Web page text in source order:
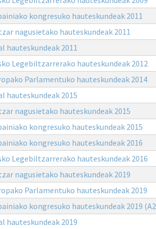
kongresuko hauteskundeak 2011
nagusietako hauteskundeak 2011
hauteskundeak 2011
Legebiltzarrerako hauteskundeak 2012
Parlamentuko hauteskundeak 2014
hauteskundeak 2015
nagusietako hauteskundeak 2015
kongresuko hauteskundeak 2015
kongresuko hauteskundeak 2016
Legebiltzarrerako hauteskundeak 2016
nagusietako hauteskundeak 2019
Parlamentuko hauteskundeak 2019
kongresuko hauteskundeak 2019
hauteskundeak 2019